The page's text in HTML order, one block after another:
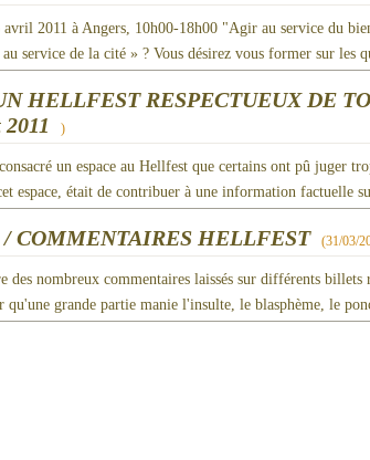
avril 2011 à Angers, 10h00-18h00 "Agir au service du
service de la cité » ? Vous désirez vous former sur les
HELLFEST RESPECTUEUX DE
)
un espace au Hellfest que certains ont pû juger
espace, était de contribuer à une information factuelle
/ COMMENTAIRES HELLFEST
(31/03/
des nombreux commentaires laissés sur différents billets
qu'une grande partie manie l'insulte, le blasphème, le